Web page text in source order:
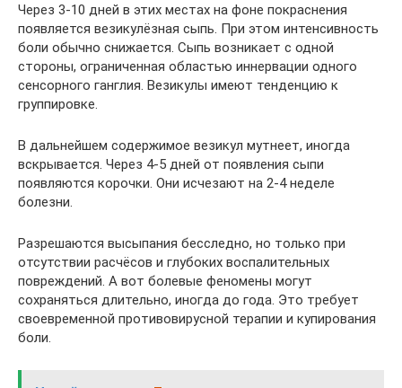
Через 3-10 дней в этих местах на фоне покраснения
появляется везикулёзная сыпь. При этом интенсивность
боли обычно снижается. Сыпь возникает с одной
стороны, ограниченная областью иннервации одного
сенсорного ганглия. Везикулы имеют тенденцию к
группировке.
В дальнейшем содержимое везикул мутнеет, иногда
вскрывается. Через 4-5 дней от появления сыпи
появляются корочки. Они исчезают на 2-4 неделе
болезни.
Разрешаются высыпания бесследно, но только при
отсутствии расчёсов и глубоких воспалительных
повреждений. А вот болевые феномены могут
сохраняться длительно, иногда до года. Это требует
своевременной противовирусной терапии и купирования
боли.